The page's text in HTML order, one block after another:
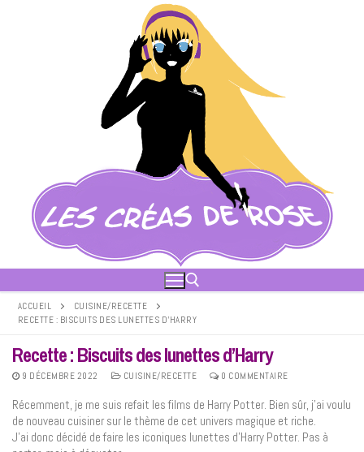
Rechercher :
ACCUEIL
CUISINE/RECETTE
RECETTE : BISCUITS DES LUNETTES D’HARRY
Recette : Biscuits des lunettes d’Harry
9 DÉCEMBRE 2022 CUISINE/RECETTE 0 COMMENTAIRE
Récemment, je me suis refait les films de Harry Potter. Bien sûr, j’ai voulu
de nouveau cuisiner sur le thème de cet univers magique et riche.
J’ai donc décidé de faire les iconiques lunettes d’Harry Potter. Pas à